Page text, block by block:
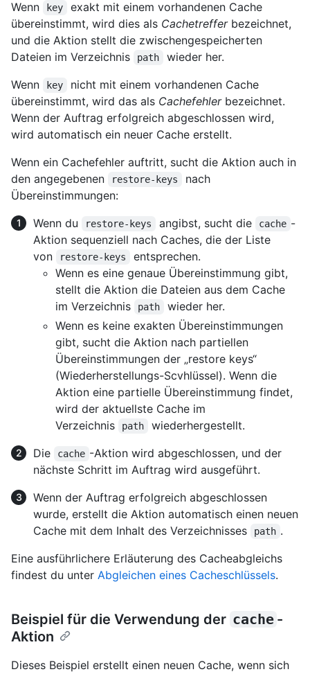
Wenn key
exakt mit einem vorhandenen Cache
übereinstimmt, wird dies als Cachetrefferbezeichnet,
und die Aktion stellt die zwischengespeicherten
Dateien im Verzeichnis
path
wieder her.
Wenn
key
nicht mit einem vorhandenen Cache
übereinstimmt, wird das als Cachefehlerbezeichnet.
Wenn der Auftrag erfolgreich abgeschlossen wird,
wird automatisch ein neuer Cache erstellt.
Wenn ein Cachefehler auftritt, sucht die Aktion auch in
den angegebenen
restore-keys
nach
Übereinstimmungen:
Wenn du
restore-keys angibst, sucht die cache -
Aktion sequenziell nach Caches, die der Liste
von
restore-keys
entsprechen.
Wenn es eine genaue Übereinstimmung gibt,
stellt die Aktion die Dateien aus dem Cache
im Verzeichnis
path
wieder her.
Wenn es keine exakten Übereinstimmungen
gibt, sucht die Aktion nach partiellen
Übereinstimmungen der „restore keys“
(Wiederherstellungs-Scvhlüssel). Wenn die
Aktion eine partielle Übereinstimmung findet,
wird der aktuellste Cache im
Verzeichnis
path
wiederhergestellt.
Die
cache -Aktion wird abgeschlossen, und der
nächste Schritt im Auftrag wird ausgeführt.
Wenn der Auftrag erfolgreich abgeschlossen
wurde, erstellt die Aktion automatisch einen neuen
Cache mit dem Inhalt des Verzeichnisses
path .
Eine ausführlichere Erläuterung des Cacheabgleichs
findest du unter Abgleichen eines Cacheschlüssels.
Beispiel für die Verwendung der cache -
Aktion
Dieses Beispiel erstellt einen neuen Cache, wenn sich